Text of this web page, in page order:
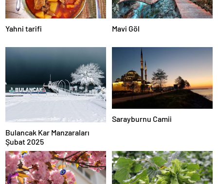
Yahni tarifi Mavi Göl
Bulancak Kar Manzaraları
Şubat 2025
Sarayburnu Camii